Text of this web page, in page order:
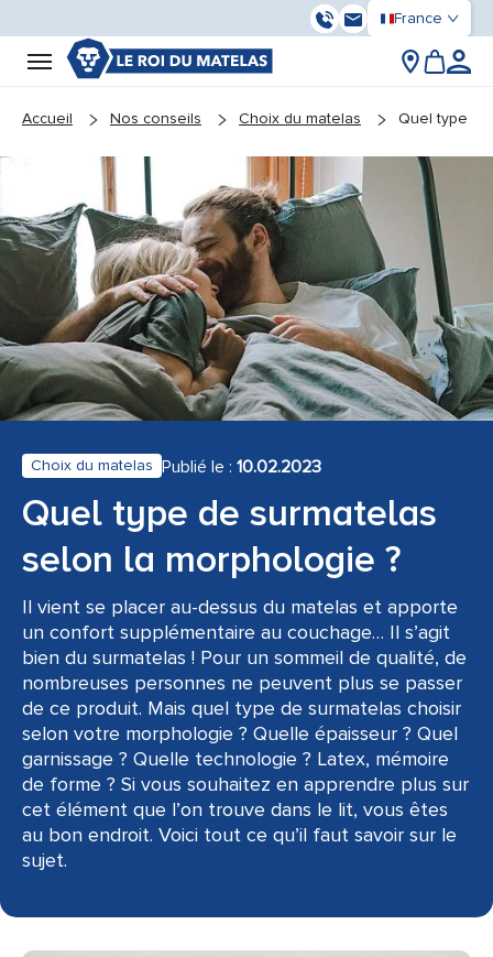
03 59 55 37 13
Contactez-nous
France
Accueil Nos conseils Choix du matelas Quel type
Choix du matelas Publié le : 10.02.2023
Quel type de surmatelas
selon la morphologie ?
Il vient se placer au-dessus du matelas et apporte
un confort supplémentaire au couchage… Il s’agit
bien du surmatelas ! Pour un sommeil de qualité, de
nombreuses personnes ne peuvent plus se passer
de ce produit. Mais quel type de surmatelas choisir
selon votre morphologie ? Quelle épaisseur ? Quel
garnissage ? Quelle technologie ? Latex, mémoire
de forme ? Si vous souhaitez en apprendre plus sur
cet élément que l’on trouve dans le lit, vous êtes
au bon endroit. Voici tout ce qu’il faut savoir sur le
sujet.